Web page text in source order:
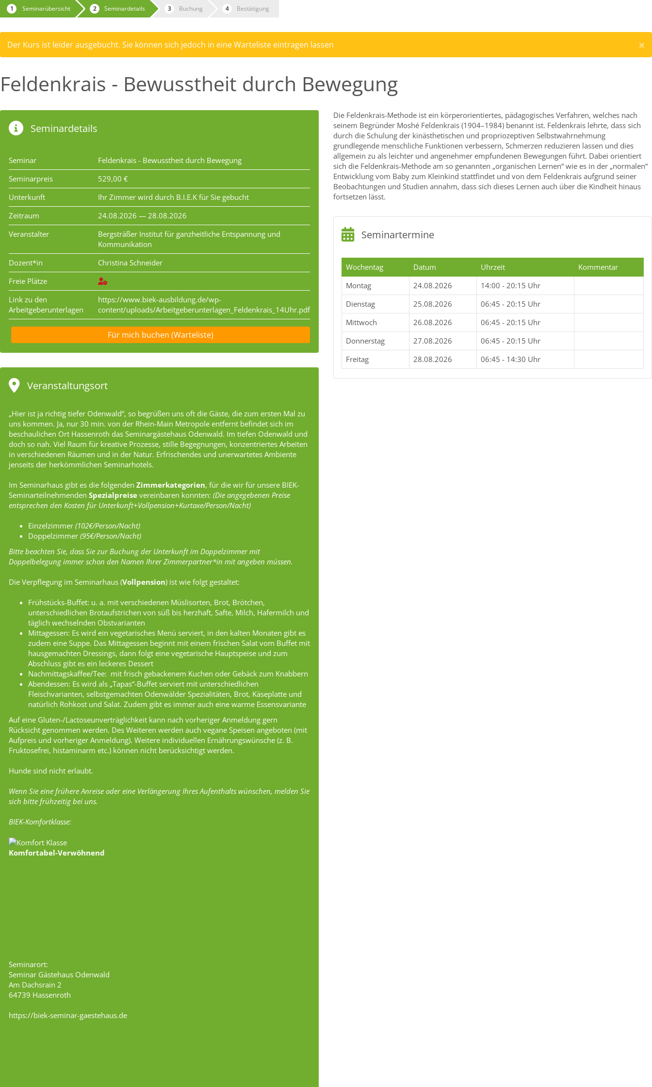
Seminarübersicht Seminardetails Buchung Bestätigung
×
Der Kurs ist leider ausgebucht. Sie können sich jedoch in eine Warteliste eintragen lassen
Feldenkrais - Bewusstheit durch Bewegung
Seminardetails
Seminar
Feldenkrais - Bewusstheit durch Bewegung
Seminarpreis
529,00 €
Unterkunft
Ihr Zimmer wird durch B.I.E.K für Sie gebucht
Zeitraum
24.08.2026 — 28.08.2026
Veranstalter
Bergsträßer Institut für ganzheitliche Entspannung und
Kommunikation
Dozent*in
Christina Schneider
Freie Plätze
Link zu den
Arbeitgeberunterlagen
https://www.biek-ausbildung.de/wp-
content/uploads/Arbeitgeberunterlagen_Feldenkrais_14Uhr.pdf
Für mich buchen (Warteliste)
Die Feldenkrais-Methode ist ein körperorientiertes, pädagogisches Verfahren, welches nach
seinem Begründer Moshé Feldenkrais (1904–1984) benannt ist. Feldenkrais lehrte, dass sich
durch die Schulung der kinästhetischen und propriozeptiven Selbstwahrnehmung
grundlegende menschliche Funktionen verbessern, Schmerzen reduzieren lassen und dies
allgemein zu als leichter und angenehmer empfundenen Bewegungen führt. Dabei orientiert
sich die Feldenkrais-Methode am so genannten „organischen Lernen“ wie es in der „normalen“
Entwicklung vom Baby zum Kleinkind stattfindet und von dem Feldenkrais aufgrund seiner
Beobachtungen und Studien annahm, dass sich dieses Lernen auch über die Kindheit hinaus
fortsetzen lässt.
Seminartermine
Wochentag Datum Uhrzeit
Kommentar
Montag
24.08.2026
14:00 - 20:15 Uhr
Dienstag
25.08.2026
06:45 - 20:15 Uhr
Mittwoch
26.08.2026
06:45 - 20:15 Uhr
Donnerstag
27.08.2026
06:45 - 20:15 Uhr
Freitag
28.08.2026 06:45 - 14:30 Uhr
Veranstaltungsort
„Hier ist ja richtig tiefer Odenwald“, so begrüßen uns oft die Gäste, die zum ersten Mal zu
uns kommen. Ja, nur 30 min. von der Rhein-Main Metropole entfernt befindet sich im
beschaulichen Ort Hassenroth das Seminargästehaus Odenwald. Im tiefen Odenwald und
doch so nah. Viel Raum für kreative Prozesse, stille Begegnungen, konzentriertes Arbeiten
in verschiedenen Räumen und in der Natur. Erfrischendes und unerwartetes Ambiente
jenseits der herkömmlichen Seminarhotels.
Im Seminarhaus gibt es die folgenden Zimmerkategorien, für die wir für unsere BIEK-
Seminarteilnehmenden Spezialpreise vereinbaren konnten: (Die angegebenen Preise
entsprechen den Kosten für Unterkunft+Vollpension+Kurtaxe/Person/Nacht)
Einzelzimmer (102€/Person/Nacht)
Doppelzimmer (95€/Person/Nacht)
Bitte beachten Sie, dass Sie zur Buchung der Unterkunft im Doppelzimmer mit
Doppelbelegung immer schon den Namen Ihrer Zimmerpartner*in mit angeben müssen.
Die Verpflegung im Seminarhaus (Vollpension) ist wie folgt gestaltet:
Frühstücks-Buffet: u. a. mit verschiedenen Müslisorten, Brot, Brötchen,
unterschiedlichen Brotaufstrichen von süß bis herzhaft, Safte, Milch, Hafermilch und
täglich wechselnden Obstvarianten
Mittagessen: Es wird ein vegetarisches Menü serviert, in den kalten Monaten gibt es
zudem eine Suppe. Das Mittagessen beginnt mit einem frischen Salat vom Buffet mit
hausgemachten Dressings, dann folgt eine vegetarische Hauptspeise und zum
Abschluss gibt es ein leckeres Dessert
Nachmittagskaffee/Tee: mit frisch gebackenem Kuchen oder Gebäck zum Knabbern
Abendessen: Es wird als „Tapas“-Buffet serviert mit unterschiedlichen
Fleischvarianten, selbstgemachten Odenwälder Spezialitäten, Brot, Käseplatte und
natürlich Rohkost und Salat. Zudem gibt es immer auch eine warme Essensvariante
Auf eine Gluten-/Lactoseunverträglichkeit kann nach vorheriger Anmeldung gern
Rücksicht genommen werden. Des Weiteren werden auch vegane Speisen angeboten (mit
Aufpreis und vorheriger Anmeldung). Weitere individuellen Ernährungswünsche (z. B.
Fruktosefrei, histaminarm etc.) können nicht berücksichtigt werden.
Hunde sind nicht erlaubt.
Wenn Sie eine frühere Anreise oder eine Verlängerung Ihres Aufenthalts wünschen, melden Sie
sich bitte frühzeitig bei uns.
BIEK-Komfortklasse:
Komfortabel-Verwöhnend
Seminarort:
Seminar Gästehaus Odenwald
Am Dachsrain 2
64739 Hassenroth
https://biek-seminar-gaestehaus.de